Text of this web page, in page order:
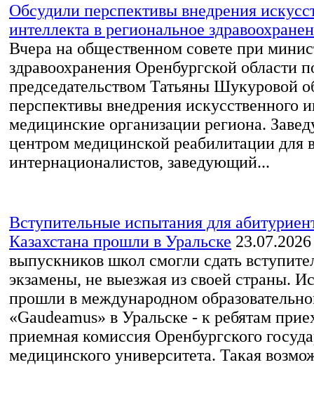
Обсудили перспективы внедрения
интеллекта в региональное
Вчера на общественном совете при
здравоохранения Оренбургской области
председательством Татьяны Шукуровой
перспективы внедрения искусственного
медицинские организации региона.
центром медицинской реабилитации для
интернационалистов, заведующий...
Вступительные испытания для
Казахстана прошли в Уральске 23.07.2026
выпускников школ смогли сдать
экзамены, не выезжая из своей страны.
прошли в международном
«Gaudeamus» в Уральске - к ребятам
приемная комиссия Оренбургского
медицинского университета. Такая